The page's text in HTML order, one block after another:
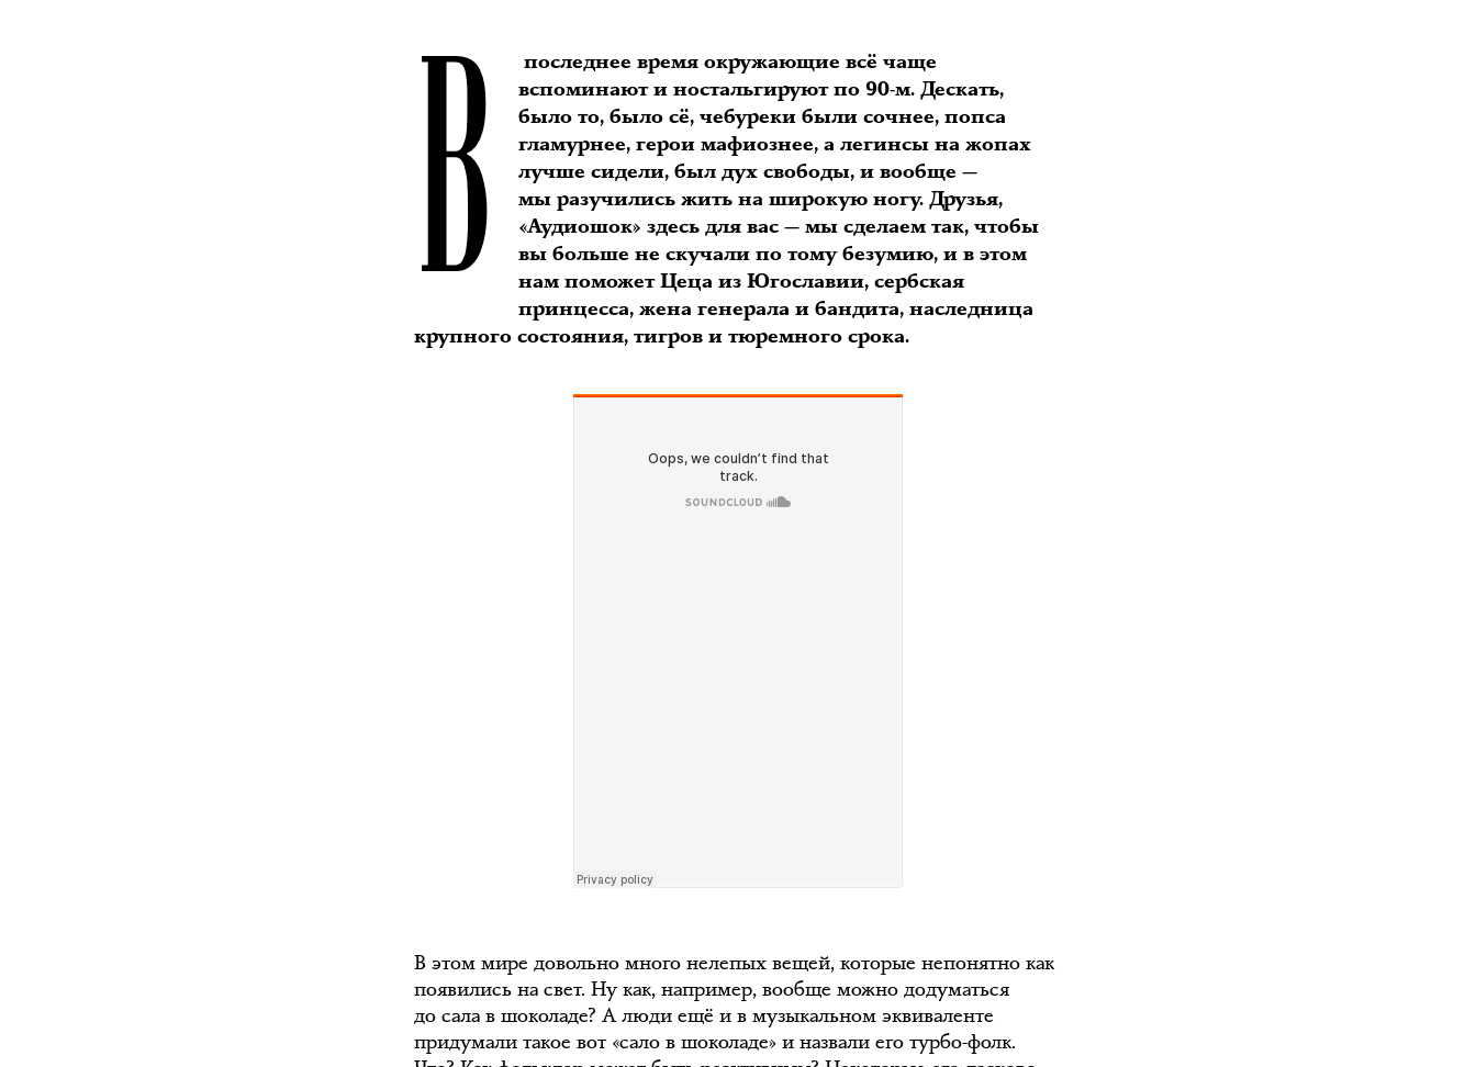
В
последнее время окружающие всё чаще
вспоминают и ностальгируют по 90-м. Дескать,
было то, было сё, чебуреки были сочнее, попса
гламурнее, герои мафиознее, а легинсы на жопах
лучше сидели, был дух свободы, и вообще —
мы разучились жить на широкую ногу. Друзья,
«Аудиошок» здесь для вас — мы сделаем так, чтобы
вы больше не скучали по тому безумию, и в этом
нам поможет Цеца из Югославии, сербская
принцесса, жена генерала и бандита, наследница
крупного состояния, тигров и тюремного срока.
В этом мире довольно много нелепых вещей, которые непонятно как
появились на свет. Ну как, например, вообще можно додуматься
до сала в шоколаде? А люди ещё и в музыкальном эквиваленте
придумали такое вот «сало в шоколаде» и назвали его турбо-фолк.